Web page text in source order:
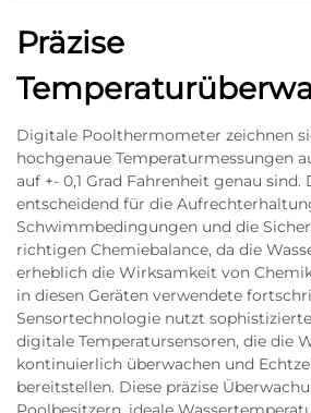
Präzise
Digitale Poolthermometer zeichnen
hochgenaue Temperaturmessungen
auf +- 0,1 Grad Fahrenheit genau
entscheidend für die
Schwimmbedingungen und die
richtigen Chemiebalance, da die
erheblich die Wirksamkeit von
in diesen Geräten verwendete
Sensortechnologie nutzt
digitale Temperatursensoren, die die
kontinuierlich überwachen und
bereitstellen. Diese präzise